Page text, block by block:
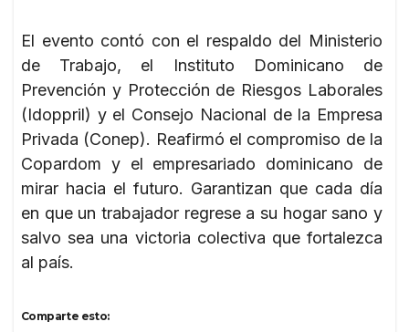
El evento contó con el respaldo del Ministerio
de Trabajo, el Instituto Dominicano de
Prevención y Protección de Riesgos Laborales
(Idoppril) y el Consejo Nacional de la Empresa
Privada (Conep). Reafirmó el compromiso de la
Copardom y el empresariado dominicano de
mirar hacia el futuro. Garantizan que cada día
en que un trabajador regrese a su hogar sano y
salvo sea una victoria colectiva que fortalezca
al país.
Comparte esto: